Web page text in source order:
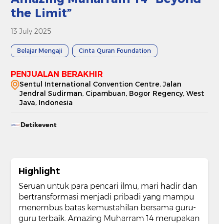
the Limit”
13 July 2025
Belajar Mengaji Cinta Quran Foundation
PENJUALAN BERAKHIR
Sentul International Convention Centre, Jalan
Jendral Sudirman, Cipambuan, Bogor Regency, West
Java, Indonesia
Detikevent
Highlight
Seruan untuk para pencari ilmu, mari hadir dan
bertransformasi menjadi pribadi yang mampu
menembus batas kemustahilan bersama guru-
guru terbaik. Amazing Muharram 14 merupakan